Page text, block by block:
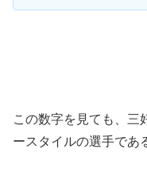
この数字を見ても、三
ースタイルの選手であ